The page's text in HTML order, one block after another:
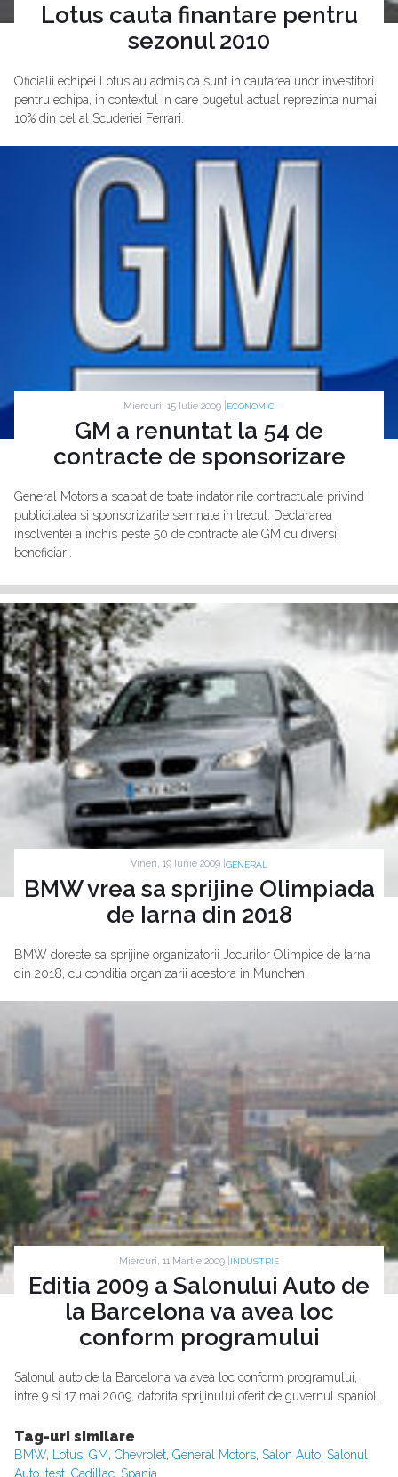
Lotus cauta finantare pentru
sezonul 2010
Oficialii echipei Lotus au admis ca sunt in cautarea unor investitori
pentru echipa, in contextul in care bugetul actual reprezinta numai
10% din cel al Scuderiei Ferrari.
Miercuri, 15 Iulie 2009 | ECONOMIC
GM a renuntat la 54 de
contracte de sponsorizare
General Motors a scapat de toate indatoririle contractuale privind
publicitatea si sponsorizarile semnate in trecut. Declararea
insolventei a inchis peste 50 de contracte ale GM cu diversi
beneficiari.
Vineri, 19 Iunie 2009 | GENERAL
BMW vrea sa sprijine Olimpiada
de Iarna din 2018
BMW doreste sa sprijine organizatorii Jocurilor Olimpice de Iarna
din 2018, cu conditia organizarii acestora in Munchen.
Miercuri, 11 Martie 2009 | INDUSTRIE
Editia 2009 a Salonului Auto de
la Barcelona va avea loc
conform programului
Salonul auto de la Barcelona va avea loc conform programului,
intre 9 si 17 mai 2009, datorita sprijinului oferit de guvernul spaniol.
Tag-uri similare
BMW, Lotus, GM, Chevrolet, General Motors, Salon Auto, Salonul
Auto, test, Cadillac, Spania